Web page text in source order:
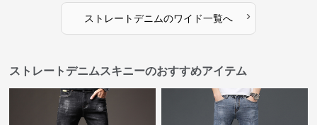
ストレートデニムのワイド一覧へ ›
ストレートデニムスキニーのおすすめアイテム